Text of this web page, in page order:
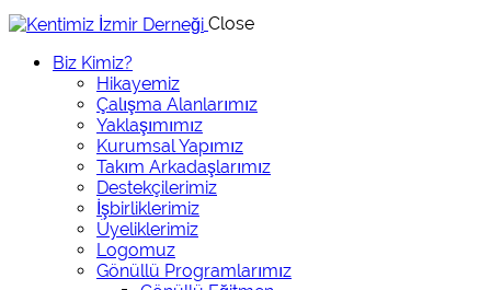
Close
Biz Kimiz?
Hikayemiz
Çalışma Alanlarımız
Yaklaşımımız
Kurumsal Yapımız
Takım Arkadaşlarımız
Destekçilerimiz
İşbirliklerimiz
Üyeliklerimiz
Logomuz
Gönüllü Programlarımız